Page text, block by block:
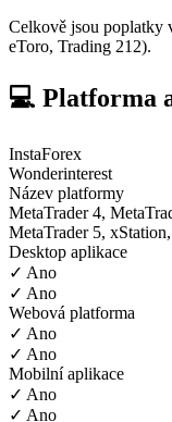
Celkově jsou poplatky
eToro, Trading 212).
💻 Platforma
InstaForex
Wonderinterest
Název platformy
MetaTrader 4,
MetaTrader 5,
Desktop aplikace
✓ Ano
✓ Ano
Webová platforma
✓ Ano
✓ Ano
Mobilní aplikace
✓ Ano
✓ Ano